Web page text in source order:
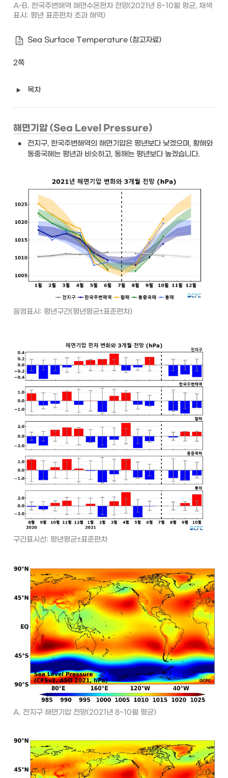
A-B. 한국주변해역 해면수온편차 전망(2021년 8~10월 평균, 채색
표시: 평년 표준편차 초과 해역)
Sea Surface Temperature (참고자료)
2쪽
목차
해면기압 (Sea Level Pressure)
•
전지구, 한국주변해역의 해면기압은 평년보다 낮겠으며, 황해와
동중국해는 평년과 비슷하고, 동해는 평년보다 높겠습니다.
음영표시: 평년구간(평년평균±표준편차)
구간표시선: 평년평균±표준편차
A. 전지구 해면기압 전망(2021년 8~10월 평균)